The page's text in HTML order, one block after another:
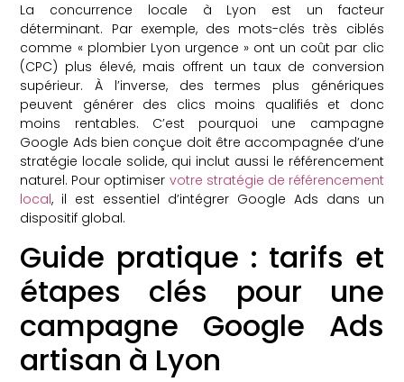
La concurrence locale à Lyon est un facteur
déterminant. Par exemple, des mots-clés très ciblés
comme « plombier Lyon urgence » ont un coût par clic
(CPC) plus élevé, mais offrent un taux de conversion
supérieur. À l’inverse, des termes plus génériques
peuvent générer des clics moins qualifiés et donc
moins rentables. C’est pourquoi une campagne
Google Ads bien conçue doit être accompagnée d’une
stratégie locale solide, qui inclut aussi le référencement
naturel. Pour optimiser votre stratégie de référencement
local, il est essentiel d’intégrer Google Ads dans un
dispositif global.
Guide pratique : tarifs et
étapes clés pour une
campagne Google Ads
artisan à Lyon